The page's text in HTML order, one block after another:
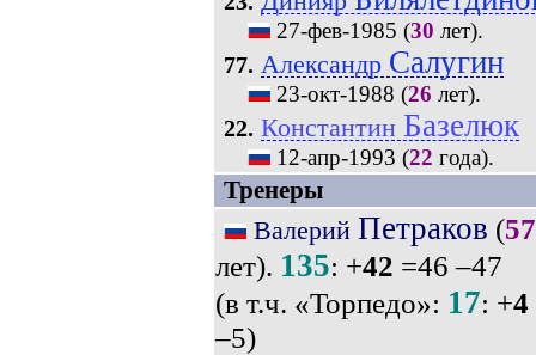
27-фев-1985 (30 лет).
77. Александр Салугин
23-окт-1988 (26 лет).
22. Константин Базелюк
12-апр-1993 (22 года).
Тренеры
Валерий Петраков (57
лет). 135: +42 =46 –47
(в т.ч. «Торпедо»: 17: +4
–5)